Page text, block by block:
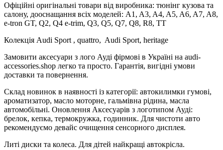
Офіційні оригінальні товари від виробника: тюнінг кузова та
салону, дооснащання всіх моделей: A1, A3, A4, A5, A6, A7, A8,
e-tron GT, Q2, Q4 e-trim, Q3, Q5, Q7, Q8, R8, TT
Колекція Audi Sport , quattro, Audi Sport, heritage
Замовити аксесуари з лого Ауді фірмові в Україні на audi-
accessories.shop легко та просто. Гарантія, вигідні умови
доставки та повернення.
Склад новинок в наявності із категорії: автокилимки гумові,
ароматизатор, масло моторне, гальмівна рідина, масла
автомобільні. Оновлення Аксесуарів з логотипом Ауді:
брелок, кепка, термокружка, годинник. Для чистоти авто
рекомендуємо девайс очищення сенсорного дисплея.
Литі диски та колеса. Для дітей найкращі автокрісла.